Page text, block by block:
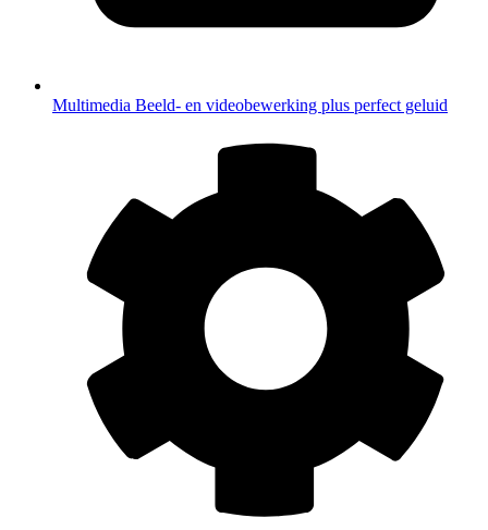
Multimedia Beeld- en videobewerking plus perfect geluid